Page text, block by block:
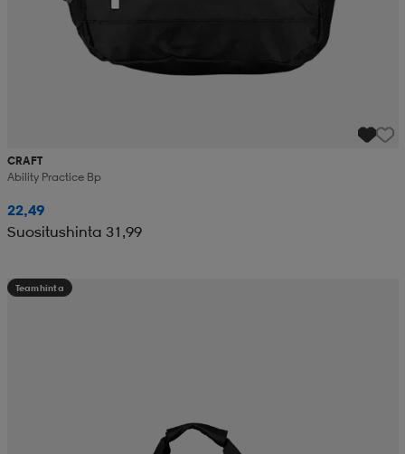
CRAFT
Ability Practice Bp
22,49
Suositushinta 31,99
Teamhinta